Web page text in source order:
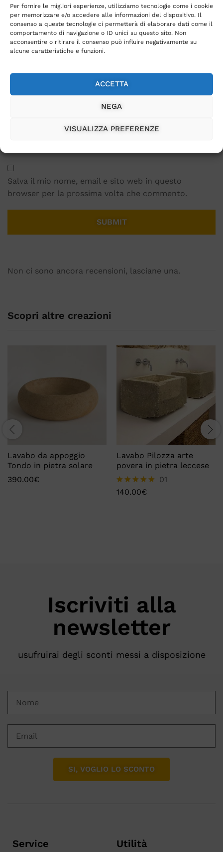
Per fornire le migliori esperienze, utilizziamo tecnologie come i cookie
per memorizzare e/o accedere alle informazioni del dispositivo. Il
consenso a queste tecnologie ci permetterà di elaborare dati come il
comportamento di navigazione o ID unici su questo sito. Non
acconsentire o ritirare il consenso può influire negativamente su
alcune caratteristiche e funzioni.
ACCETTA
NEGA
VISUALIZZA PREFERENZE
Salva il mio nome, email e sito web in questo
browser per la prossima volta che commento.
Non ci sono ancora recensioni, lasciane una.
Scopri altre creazioni
Lavabo da appoggio
Tondo in pietra solare
390.00€
Lavabo Pilozza arte
povera in pietra leccese
Valutato
01
140.00€
Iscriviti alla
newsletter
usufruirai degli sconti messi a disposizione
SI, VOGLIO LO SCONTO
Service Utilità